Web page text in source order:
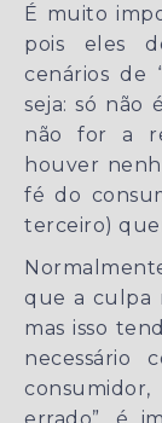
É muito
pois eles
cenários de
seja: só não
não for a
houver
fé do
terceiro)
que a culpa
mas isso
necessário